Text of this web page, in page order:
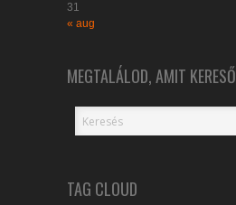
31
« aug
MEGTALÁLOD, AMIT KERESŐ
TAG CLOUD